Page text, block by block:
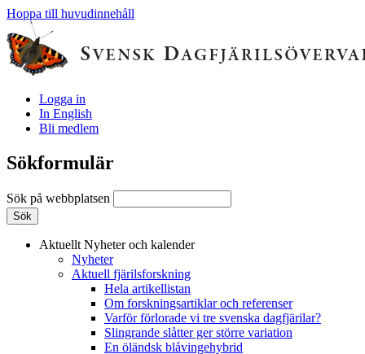
Hoppa till huvudinnehåll
Logga in
In English
Bli medlem
Sökformulär
Sök på webbplatsen
Aktuellt Nyheter och kalender
Nyheter
Aktuell fjärilsforskning
Hela artikellistan
Om forskningsartiklar och referenser
Varför förlorade vi tre svenska dagfjärilar?
Slingrande slåtter ger större variation
En öländsk blåvingehybrid